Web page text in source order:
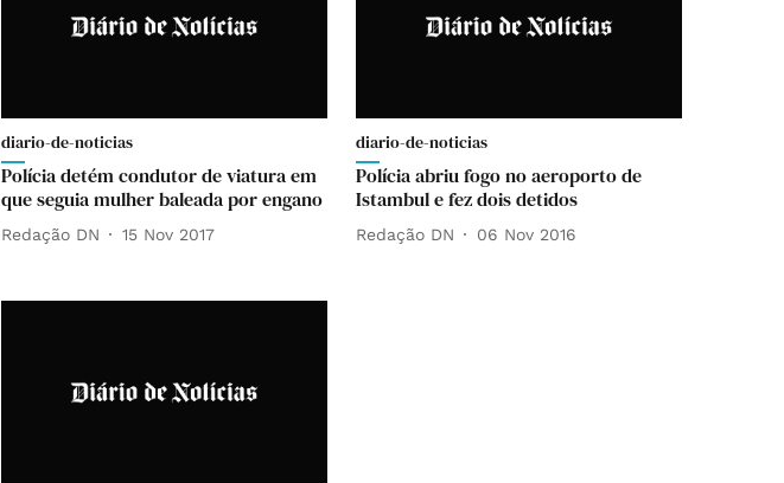
diario-de-noticias
Polícia detém condutor de viatura em
que seguia mulher baleada por engano
Redação DN 15 Nov 2017
diario-de-noticias
Polícia abriu fogo no aeroporto de
Istambul e fez dois detidos
Redação DN 06 Nov 2016